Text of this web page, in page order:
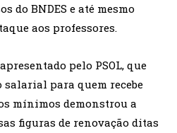
do BNDES e até mesmo
aos professores.
pelo PSOL, que
para quem recebe
mínimos demonstrou a
figuras de renovação ditas